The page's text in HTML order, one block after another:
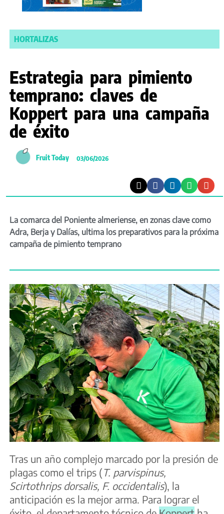
HORTALIZAS
Estrategia para pimiento
temprano: claves de
Koppert para una campaña
de éxito
Fruit Today 03/06/2026
La comarca del Poniente almeriense, en zonas clave como
Adra, Berja y Dalías, ultima los preparativos para la próxima
campaña de pimiento temprano
Tras un año complejo marcado por la presión de
plagas como el trips (T. parvispinus,
Scirtothrips dorsalis, F. occidentalis), la
anticipación es la mejor arma. Para lograr el